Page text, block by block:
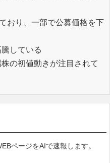
おり、一部で公募価格を下
している
の初値動きが注目されて
ページをAIで速報します。